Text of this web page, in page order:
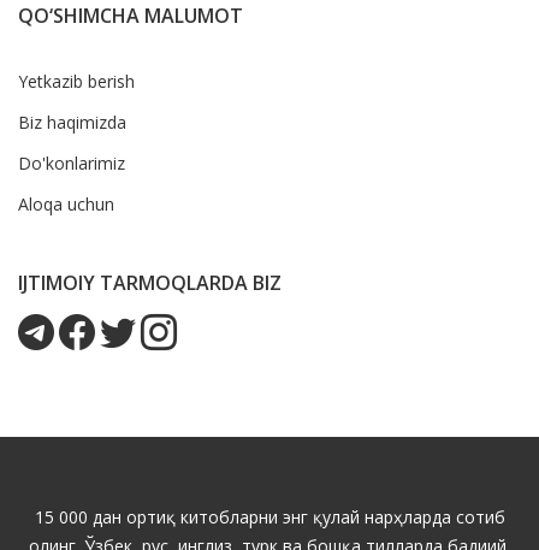
QO‘SHIMCHA MALUMOT
Yetkazib berish
Biz haqimizda
Do'konlarimiz
Aloqa uchun
IJTIMOIY TARMOQLARDA BIZ
15 000 дан ортиқ китобларни энг қулай нарҳларда сотиб
олинг. Ўзбек, рус, инглиз, турк ва бошқа тилларда бадиий,